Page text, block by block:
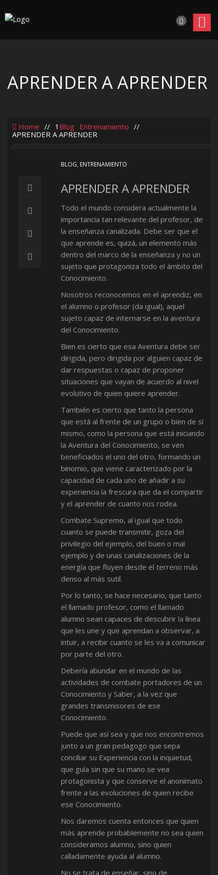
APRENDER A APRENDER
Home // 1 Blog Entrenamiento //
APRENDER A APRENDER
BLOG, ENTRENAMIENTO
APRENDER A APRENDER
Todo el mundo considera actualmente la
importancia tan relevante del profesor, de
la enseñanza canalizada. Debe ser que el
que aprende es, quizá, un elemento más
dentro del marco de la ense­ñanza y no un
sujeto que protagoniza todo el ámbito del
Conocimiento.
Nosotros reconocemos en el aprendiz, en
el alumno o profesor (da igual), aquel
sujeto capaz de internarse en la aventura
del Conocimiento.
Bien es cierto que esa Aventura debe ser
dirigida, pero dirigida por alguien capaz de
dar respuestas o capaz de proponer
situaciones que vayan de acuerdo al nivel
evolutivo de quien quiere aprender.
También es cierto que tanto la persona
que está al frente de un grupo o bien de sí
mismo, como la persona que está iniciando
la Aventura del Conocimiento, se ven
beneficiados el uno del otro, formando un
binomio, que viene caracterizado por la
capacidad de cada uno de añadir a su
experiencia la frescura que da el compartir
y el aprender de cuanto nos rodea.
Combate Supremo, al igual que todo
cuanto se puede transmitir, goza del
privilegio del ejemplo, del buen o mal
ejemplo y de unas canalizaciones de la
energía que fluyen desde el terreno más
denso al más sutil.
Por lo tanto, se hace necesario, que tanto
el llamado profesor, como el llamado
alumno sean capaces de descubrir la línea
que les une y que aprendan a observar, a
intuir, a recibir cuanto se les va a comunicar
por parte del otro.
Debería abundar en el mundo de las
actividades de combate portadores de un
Conocimiento y Saber, a la vez que
grandes transmisores de ese
Conocimiento.
Puede que así sea y que nos encontremos
junto a un gran pedagogo que sepa
conciliar su Experiencia con la inquietud,
que guía sin que su mano se vea
protagonista y que conserve el anonimato
frente a las evoluciones de quien recibe
ese Conocimiento.
Nos daremos cuenta entonces que quien
más aprende probablemente no sea quien
consideramos alumno, sino quien
calladamente ayuda al alumno.
No se trata de enseñar, sino de